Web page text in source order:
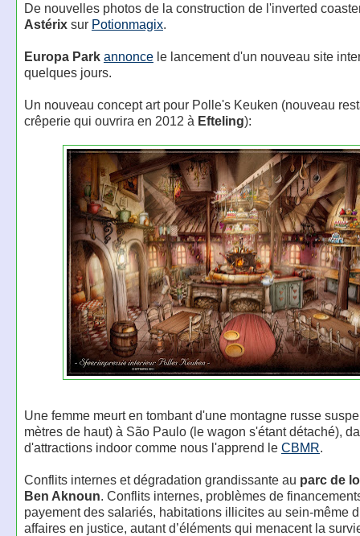
De nouvelles photos de la construction de l'inverted
Astérixsur Potionmagix.
Europa Park annoncele lancement d'un nouveau site
quelques jours.
Un nouveau concept art pour Polle's Keuken (nouveau
crêperie qui ouvrira en 2012 à Efteling):
Une femme meurt en tombant d'une montagne russe
mètres de haut) à São Paulo (le wagon s'étant détaché),
d'attractions indoor comme nous l'apprend le CBMR.
Conflits internes et dégradation grandissante au parc de
Ben Aknoun. Conflits internes, problèmes de
payement des salariés, habitations illicites au sein-même
affaires en justice, autant d’éléments qui menacent la